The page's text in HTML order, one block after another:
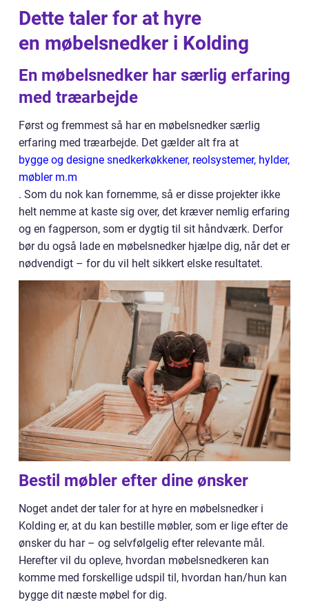
Dette taler for at hyre
en møbelsnedker i Kolding
En møbelsnedker har særlig erfaring
med træarbejde
Først og fremmest så har en møbelsnedker særlig
erfaring med træarbejde. Det gælder alt fra at
bygge og designe snedkerkøkkener, reolsystemer, hylder,
møbler m.m
. Som du nok kan fornemme, så er disse projekter ikke
helt nemme at kaste sig over, det kræver nemlig erfaring
og en fagperson, som er dygtig til sit håndværk. Derfor
bør du også lade en møbelsnedker hjælpe dig, når det er
nødvendigt – for du vil helt sikkert elske resultatet.
Bestil møbler efter dine ønsker
Noget andet der taler for at hyre en møbelsnedker i
Kolding er, at du kan bestille møbler, som er lige efter de
ønsker du har – og selvfølgelig efter relevante mål.
Herefter vil du opleve, hvordan møbelsnedkeren kan
komme med forskellige udspil til, hvordan han/hun kan
bygge dit næste møbel for dig.